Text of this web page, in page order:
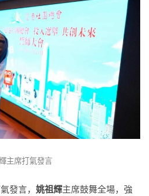
主席打氣發言
發言， 姚祖輝主席鼓舞全場，強